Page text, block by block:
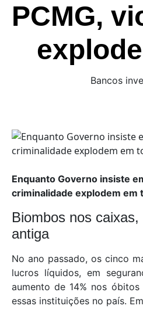
PCMG,
Bancos
Enquanto Governo insiste
criminalidade explodem em
Biombos nos
antiga
No ano passado, os cinco
lucros líquidos, em
aumento de 14% nos
essas instituições no país.